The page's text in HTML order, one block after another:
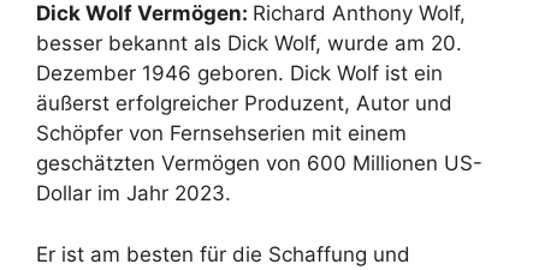
Dick Wolf Vermögen: Richard Anthony Wolf,
besser bekannt als Dick Wolf, wurde am 20.
Dezember 1946 geboren. Dick Wolf ist ein
äußerst erfolgreicher Produzent, Autor und
Schöpfer von Fernsehserien mit einem
geschätzten Vermögen von 600 Millionen US-
Dollar im Jahr 2023.
Er ist am besten für die Schaffung und